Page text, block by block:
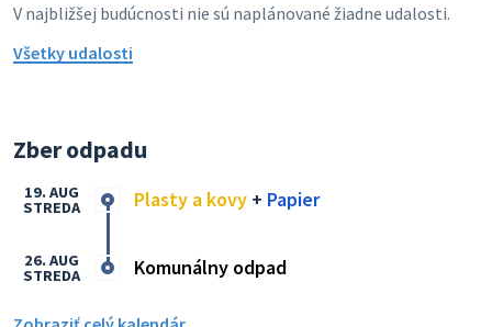
V najbližšej budúcnosti nie sú naplánované žiadne udalosti.
Všetky udalosti
Zber odpadu
Plasty a kovy + Papier
19. AUG
STREDA
Komunálny odpad
26. AUG
STREDA